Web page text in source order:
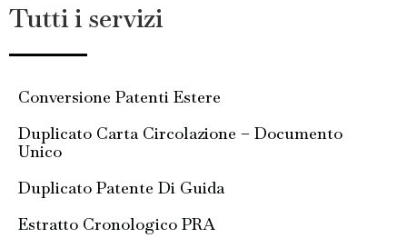
Tutti i servizi
Conversione Patenti Estere
Duplicato Carta Circolazione – Documento
Unico
Duplicato Patente Di Guida
Estratto Cronologico PRA